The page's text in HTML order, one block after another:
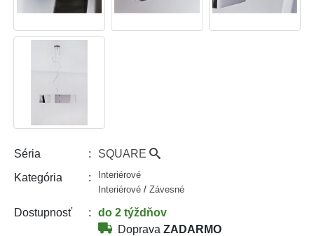
Séria SQUARE
Kategória
Interiérové
Interiérové / Závesné
Dostupnosť
do 2 týždňov
Doprava ZADARMO